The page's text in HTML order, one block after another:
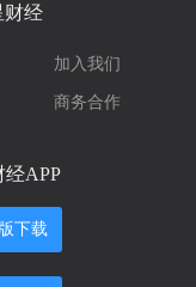
财经
加入我们
商务合作
APP
下载